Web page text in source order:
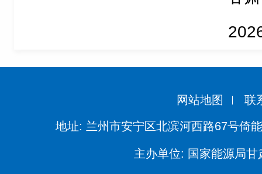
网站地图 联
地址: 兰州市安宁区北滨河西路67号倚
主办单位: 国家能源局甘